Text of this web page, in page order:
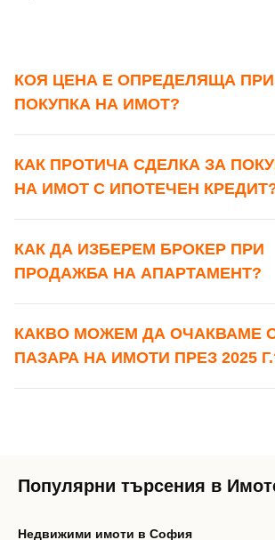
КОЯ ЦЕНА Е ОПРЕДЕЛЯЩА ПРИ
ПОКУПКА НА ИМОТ?
КАК ПРОТИЧА СДЕЛКА ЗА
НА ИМОТ С ИПОТЕЧЕН
КАК ДА ИЗБЕРЕМ БРОКЕР ПРИ
ПРОДАЖБА НА АПАРТАМЕНТ?
КАКВО МОЖЕМ ДА ОЧАКВАМЕ
ПАЗАРА НА ИМОТИ ПРЕЗ 2025
Популярни търсения в
Недвижими имоти в София